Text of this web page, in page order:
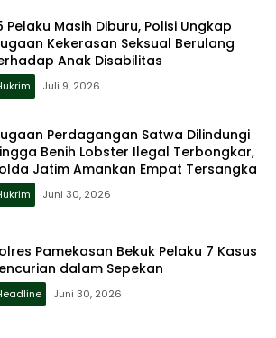
Pelaku Masih Diburu, Polisi Ungkap
Kekerasan Seksual Berulang
Anak Disabilitas
Juli 9, 2026
Perdagangan Satwa Dilindungi
Benih Lobster Ilegal Terbongkar,
Jatim Amankan Empat Tersangka
Juni 30, 2026
Pamekasan Bekuk Pelaku 7 Kasus
dalam Sepekan
Juni 30, 2026